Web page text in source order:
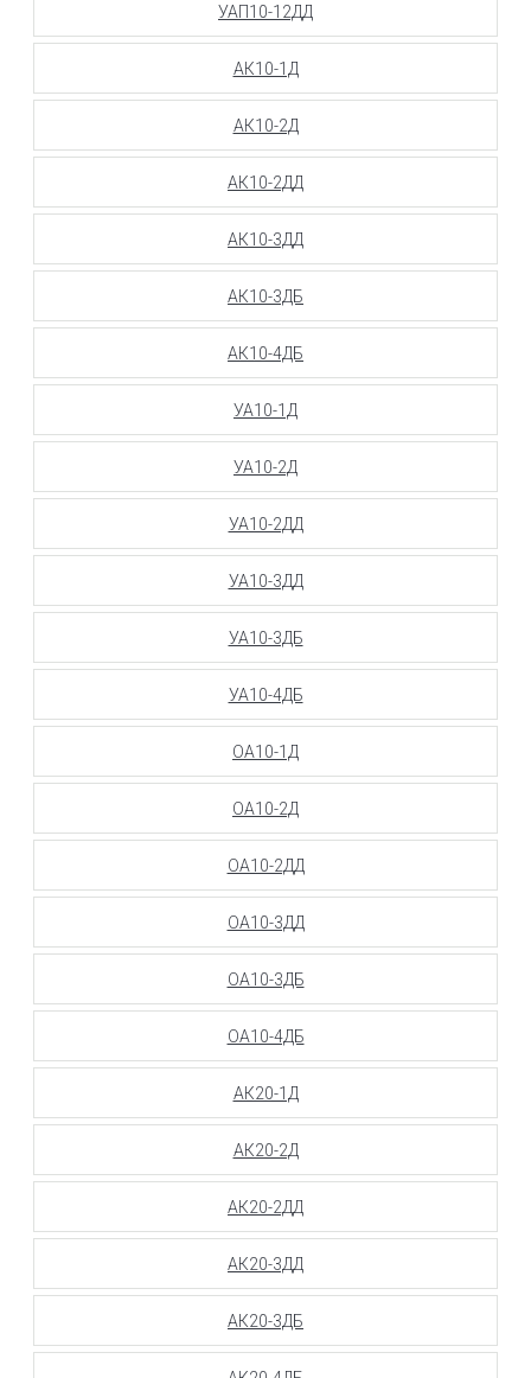
УАП10-12ДД
АК10-1Д
АК10-2Д
АК10-2ДД
АК10-3ДД
АК10-3ДБ
АК10-4ДБ
УА10-1Д
УА10-2Д
УА10-2ДД
УА10-3ДД
УА10-3ДБ
УА10-4ДБ
ОА10-1Д
ОА10-2Д
ОА10-2ДД
ОА10-3ДД
ОА10-3ДБ
ОА10-4ДБ
АК20-1Д
АК20-2Д
АК20-2ДД
АК20-3ДД
АК20-3ДБ